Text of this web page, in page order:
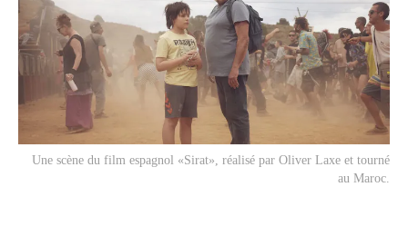
Une scène du film espagnol «Sirat», réalisé par Oliver Laxe et tourné
au Maroc.